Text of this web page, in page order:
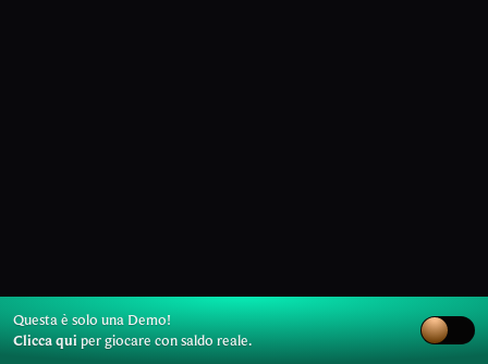
Questa è solo una Demo!
Clicca qui per giocare con saldo reale.